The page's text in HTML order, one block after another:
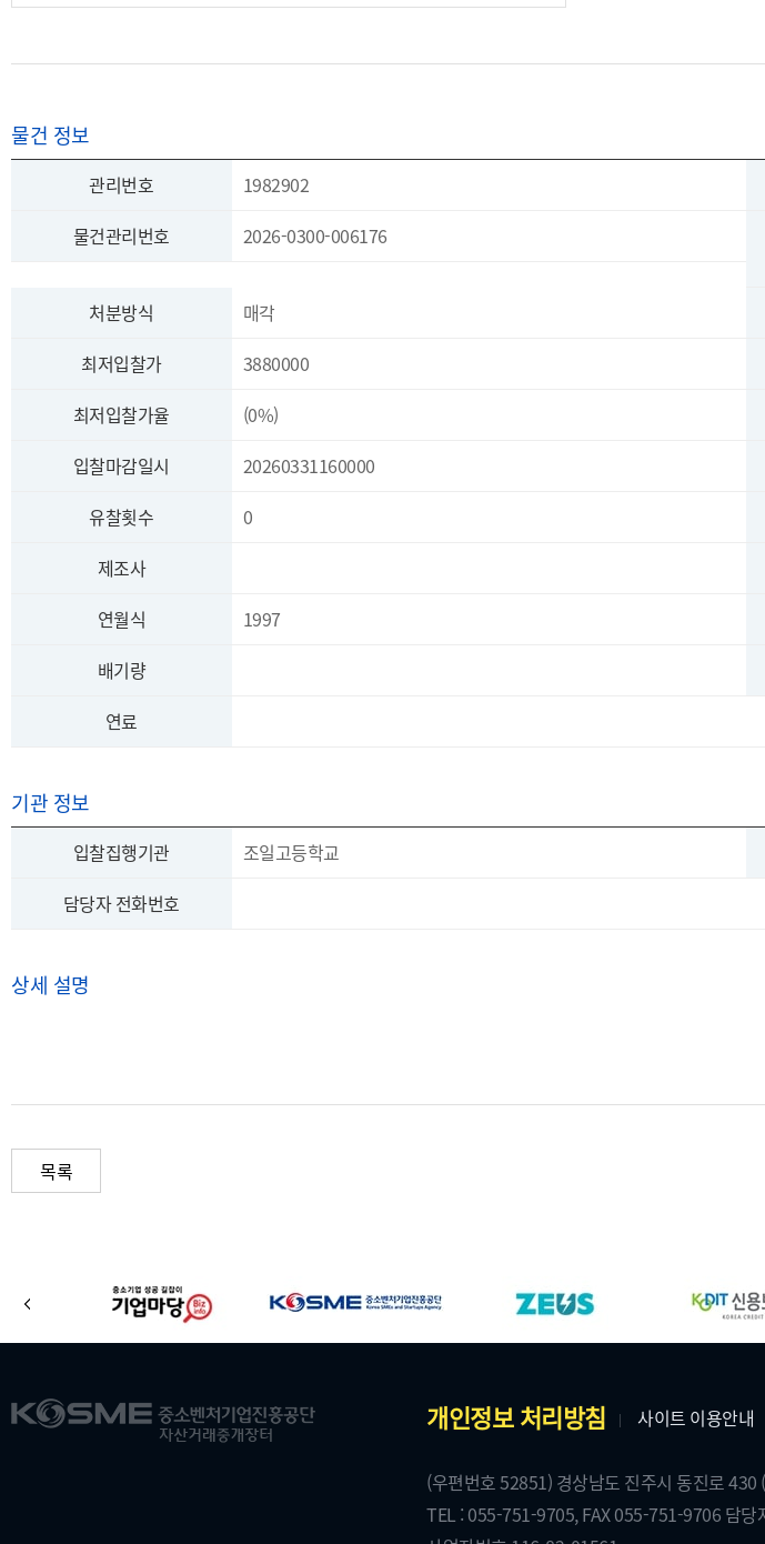
물건 정보
관리번호 1982902
물건관리번호
2026-0300-006176
처분방식
매각
최저입찰가
3880000
최저입찰가율
(0%)
입찰마감일시
20260331160000
유찰횟수
0
제조사
연월식
1997
배기량
연료
기관 정보
입찰집행기관 조일고등학교
담당자 전화번호
상세 설명
목록
기
이
전
주
로
개인정보 처리방침 사이트 이용안내
(우편번호 52851) 경상남도 진주시 동진로
TEL : 055-751-9705,FAX 055-751-9706 담당